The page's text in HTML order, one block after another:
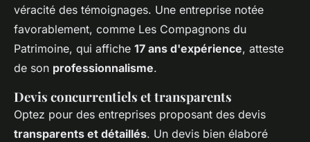
véracité des témoignages. Une entreprise notée
favorablement, comme Les Compagnons du
Patrimoine, qui affiche 17 ans d'expérience, atteste
de son professionnalisme.
Devis concurrentiels et transparents
Optez pour des entreprises proposant des devis
transparents et détaillés. Un devis bien élaboré